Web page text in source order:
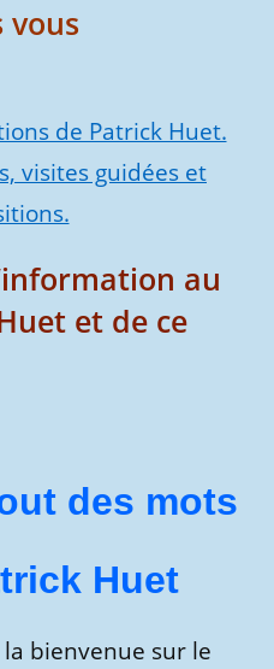
vous
au
et de ce
des mots
Huet
bienvenue sur le